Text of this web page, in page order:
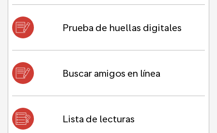
Prueba de huellas digitales
Buscar amigos en línea
Lista de lecturas